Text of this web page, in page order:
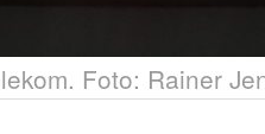
Foto: Rainer